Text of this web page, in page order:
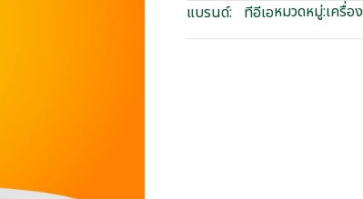
แบรนด์:
ทีอีเอหมวดหมู่:เครื่